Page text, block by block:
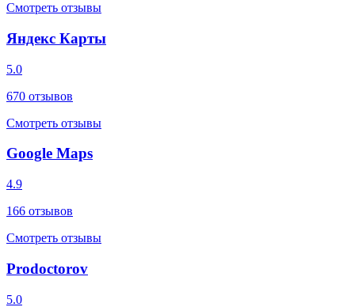
Смотреть отзывы
Яндекс Карты
5.0
670 отзывов
Смотреть отзывы
Google Maps
4.9
166 отзывов
Смотреть отзывы
Prodoctorov
5.0